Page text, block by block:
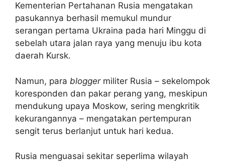
Kementerian Pertahanan Rusia mengatakan
pasukannya berhasil memukul mundur
serangan pertama Ukraina pada hari Minggu di
sebelah utara jalan raya yang menuju ibu kota
daerah Kursk.
Namun, para bloggermiliter Rusia – sekelompok
koresponden dan pakar perang yang, meskipun
mendukung upaya Moskow, sering mengkritik
kekurangannya – mengatakan pertempuran
sengit terus berlanjut untuk hari kedua.
Rusia menguasai sekitar seperlima wilayah